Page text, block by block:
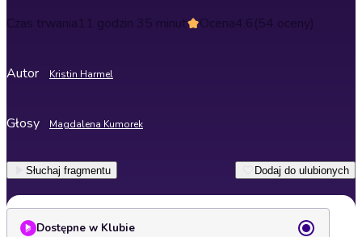
Czas trwania11 godzin 35 minut Ocena4.6(54 oceny)
Autor Kristin Harmel
Głosy Magdalena Kumorek
Słuchaj fragmentu Dodaj do ulubionych
Dostępne w Klubie